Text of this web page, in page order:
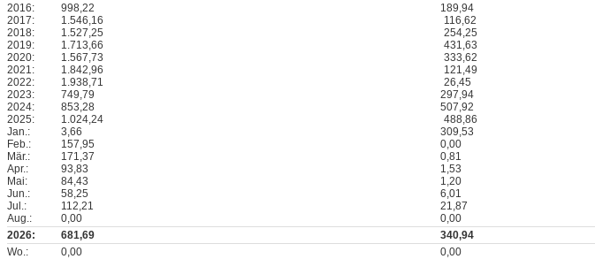
2016: 998,22 189,94
2017:
1.546,16 116,62
2018:
1.527,25 254,25
2019:
1.713,66 431,63
2020:
1.567,73 333,62
2021:
1.842,96 121,49
2022:
1.938,71 26,45
2023:
749,79 297,94
2024:
853,28 507,92
2025:
1.024,24 488,86
Jan.:
3,66 309,53
Feb.:
157,95 0,00
Mär.:
171,37 0,81
Apr.:
93,83 1,53
Mai:
84,43 1,20
Jun.:
58,25 6,01
Jul.:
112,21 21,87
Aug.:
0,00 0,00
2026:
681,69 340,94
Wo.:
0,00 0,00